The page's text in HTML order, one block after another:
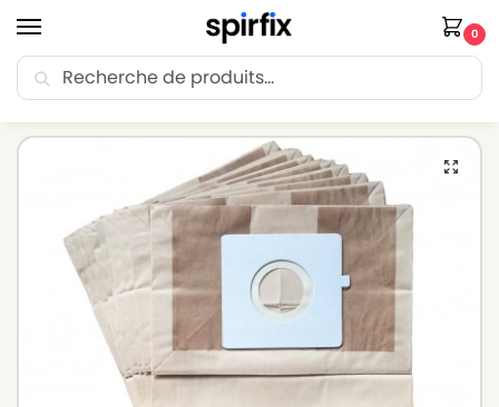
0
🚚 Livraison Point Relais offerte dès 30€ d’achat.